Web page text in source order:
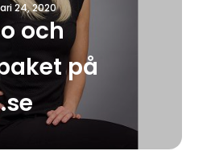
24, 2020
och
på